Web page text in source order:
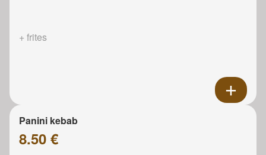
+ frites
Panini kebab
8.50 €